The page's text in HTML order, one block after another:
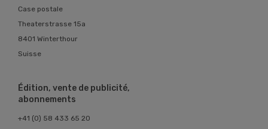
Case postale
Theaterstrasse 15a
8401 Winterthour
Suisse
Édition, vente de publicité,
abonnements
+41 (0) 58 433 65 20